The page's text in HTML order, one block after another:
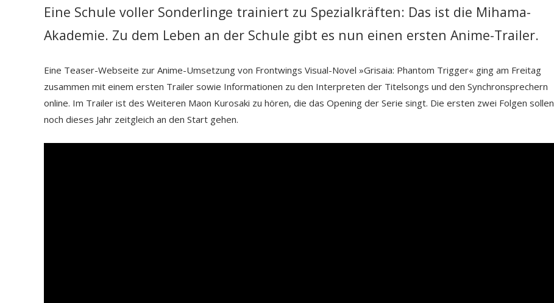
Eine Schule voller Sonderlinge trainiert zu Spezialkräften: Das ist die Mihama-
Akademie. Zu dem Leben an der Schule gibt es nun einen ersten Anime-Trailer.
Eine Teaser-Webseite zur Anime-Umsetzung von Frontwings Visual-Novel »Grisaia: Phantom Trigger« ging am Freitag
zusammen mit einem ersten Trailer sowie Informationen zu den Interpreten der Titelsongs und den Synchronsprechern
online. Im Trailer ist des Weiteren Maon Kurosaki zu hören, die das Opening der Serie singt. Die ersten zwei Folgen sollen
noch dieses Jahr zeitgleich an den Start gehen.